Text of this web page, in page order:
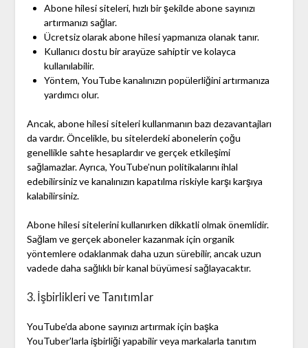
Abone hilesi siteleri, hızlı bir şekilde abone sayınızı
artırmanızı sağlar.
Ücretsiz olarak abone hilesi yapmanıza olanak tanır.
Kullanıcı dostu bir arayüze sahiptir ve kolayca
kullanılabilir.
Yöntem, YouTube kanalınızın popülerliğini artırmanıza
yardımcı olur.
Ancak, abone hilesi siteleri kullanmanın bazı dezavantajları
da vardır. Öncelikle, bu sitelerdeki abonelerin çoğu
genellikle sahte hesaplardır ve gerçek etkileşimi
sağlamazlar. Ayrıca, YouTube’nun politikalarını ihlal
edebilirsiniz ve kanalınızın kapatılma riskiyle karşı karşıya
kalabilirsiniz.
Abone hilesi sitelerini kullanırken dikkatli olmak önemlidir.
Sağlam ve gerçek aboneler kazanmak için organik
yöntemlere odaklanmak daha uzun sürebilir, ancak uzun
vadede daha sağlıklı bir kanal büyümesi sağlayacaktır.
3. İşbirlikleri ve Tanıtımlar
YouTube’da abone sayınızı artırmak için başka
YouTuber’larla işbirliği yapabilir veya markalarla tanıtım